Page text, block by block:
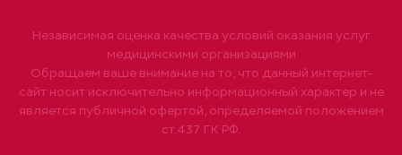
Независимая оценка качества условий оказания услуг
медицинскими организациями
Обращаем ваше внимание на то, что данный интернет-
сайт носит исключительно информационный характер и не
является публичной офертой, определяемой положением
ст.437 ГК РФ.